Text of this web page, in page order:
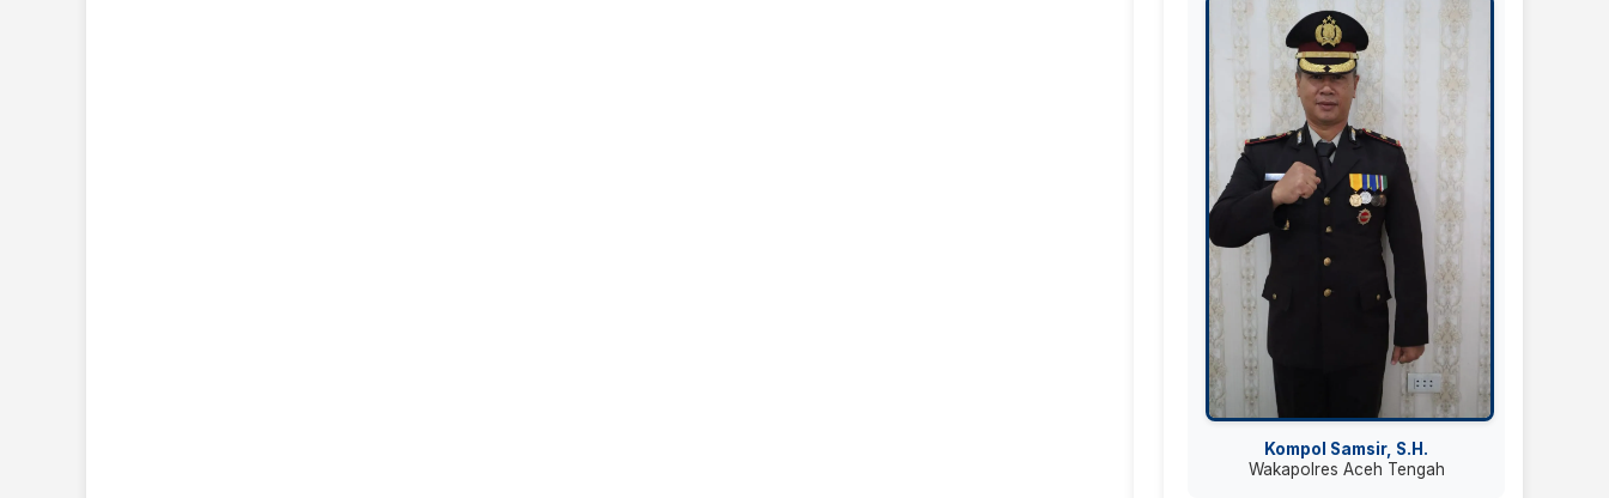
Kompol Samsir, S.H.
Wakapolres Aceh Tengah